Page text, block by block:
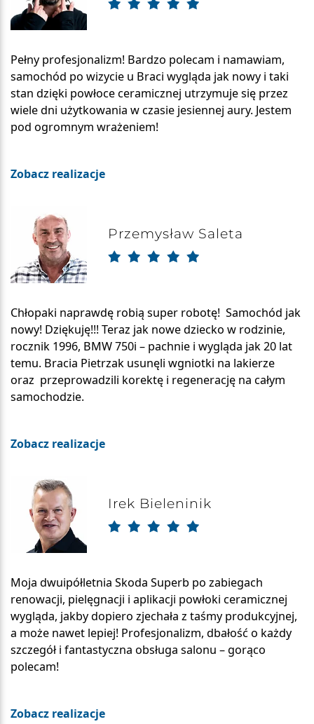
Pełny profesjonalizm! Bardzo polecam i namawiam,
samochód po wizycie u Braci wygląda jak nowy i taki
stan dzięki powłoce ceramicznej utrzymuje się przez
wiele dni użytkowania w czasie jesiennej aury. Jestem
pod ogromnym wrażeniem!
Zobacz realizacje
Przemysław Saleta
Chłopaki naprawdę robią super robotę! Samochód jak
nowy! Dziękuję!!! Teraz jak nowe dziecko w rodzinie,
rocznik 1996, BMW 750i – pachnie i wygląda jak 20 lat
temu. Bracia Pietrzak usunęli wgniotki na lakierze
oraz przeprowadzili korektę i regenerację na całym
samochodzie.
Zobacz realizacje
Irek Bieleninik
Moja dwuipółletnia Skoda Superb po zabiegach
renowacji, pielęgnacji i aplikacji powłoki ceramicznej
wygląda, jakby dopiero zjechała z taśmy produkcyjnej,
a może nawet lepiej! Profesjonalizm, dbałość o każdy
szczegół i fantastyczna obsługa salonu – gorąco
polecam!
Zobacz realizacje